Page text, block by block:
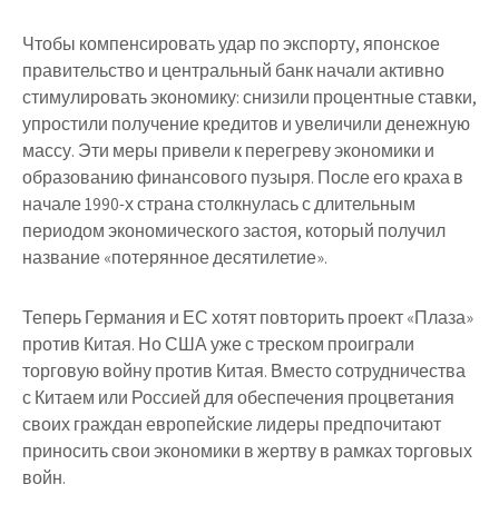
Чтобы компенсировать удар по экспорту, японское
правительство и центральный банк начали активно
стимулировать экономику: снизили процентные ставки,
упростили получение кредитов и увеличили денежную
массу. Эти меры привели к перегреву экономики и
образованию финансового пузыря. После его краха в
начале 1990-х страна столкнулась с длительным
периодом экономического застоя, который получил
название «потерянное десятилетие».
Теперь Германия и ЕС хотят повторить проект «Плаза»
против Китая. Но США уже с треском проиграли
торговую войну против Китая. Вместо сотрудничества
с Китаем или Россией для обеспечения процветания
своих граждан европейские лидеры предпочитают
приносить свои экономики в жертву в рамках торговых
войн.